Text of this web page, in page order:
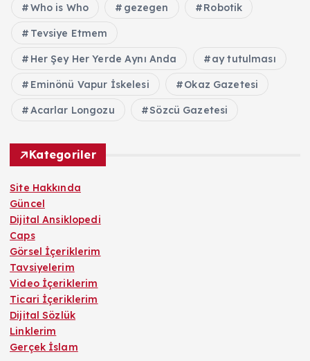
Who is Who gezegen Robotik
Tevsiye Etmem
Her Şey Her Yerde Aynı Anda ay tutulması
Eminönü Vapur İskelesi Okaz Gazetesi
Acarlar Longozu Sözcü Gazetesi
Kategoriler
Site Hakkında
Güncel
Dijital Ansiklopedi
Caps
Görsel İçeriklerim
Tavsiyelerim
Video İçeriklerim
Ticari İçeriklerim
Dijital Sözlük
Linklerim
Gerçek İslam